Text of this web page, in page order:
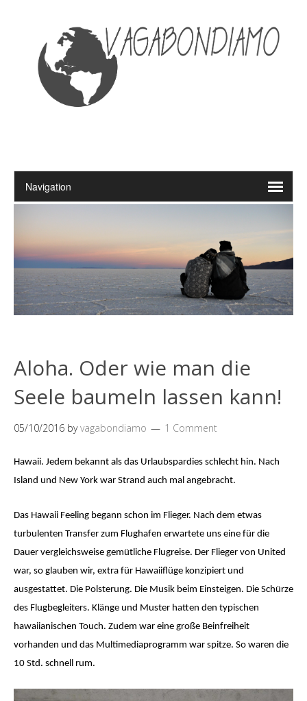
Aloha. Oder wie man die
Seele baumeln lassen kann!
05/10/2016 byvagabondiamo 1 Comment
Hawaii. Jedem bekannt als das Urlaubspardies schlecht hin. Nach
Island und New York war Strand auch mal angebracht.
Das Hawaii Feeling begann schon im Flieger. Nach dem etwas
turbulenten Transfer zum Flughafen erwartete uns eine für die
Dauer vergleichsweise gemütliche Flugreise. Der Flieger von United
war, so glauben wir, extra für Hawaiiflüge konzipiert und
ausgestattet. Die Polsterung. Die Musik beim Einsteigen. Die Schürze
des Flugbegleiters. Klänge und Muster hatten den typischen
hawaiianischen Touch. Zudem war eine große Beinfreiheit
vorhanden und das Multimediaprogramm war spitze. So waren die
10 Std. schnell rum.